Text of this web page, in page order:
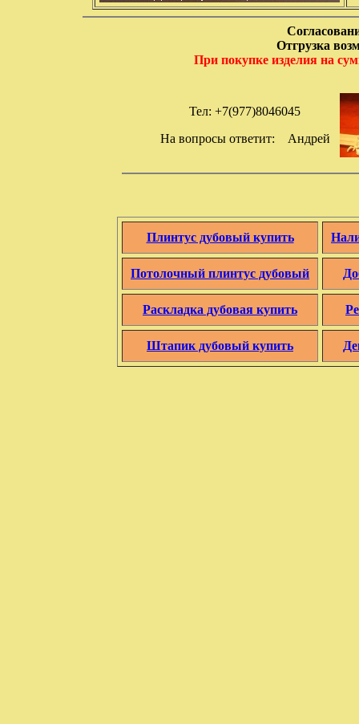
Отгрузка
При покупке изделия на
Тел: +7(977)8046045
На вопросы ответит: Андрей
Плинтус дубовый купить
Потолочный плинтус дубовый
Раскладка дубовая купить
Штапик дубовый купить